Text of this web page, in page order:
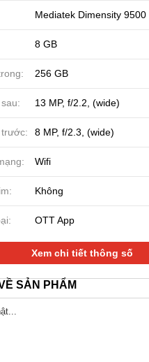
99%)
New | Nobox
(New Nobox)
Mediatek Dimensity 9500
8 GB
256 GB
13 MP, f/2.2, (wide)
8 MP, f/2.3, (wide)
Wifi
Không
OTT App
Xem chi tiết thông số
SẢN PHẨM